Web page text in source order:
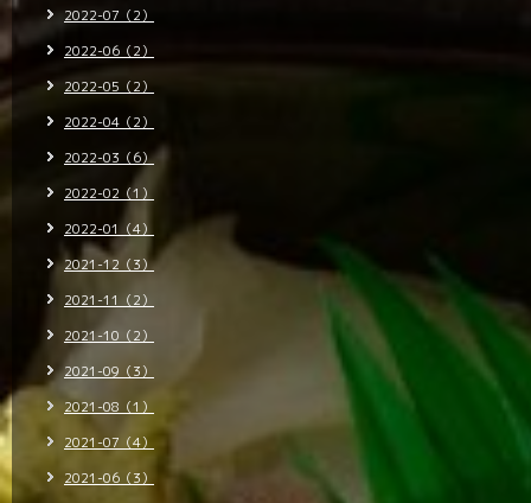
2022-07（2）
2022-06（2）
2022-05（2）
2022-04（2）
2022-03（6）
2022-02（1）
2022-01（4）
2021-12（3）
2021-11（2）
2021-10（2）
2021-09（3）
2021-08（1）
2021-07（4）
2021-06（3）